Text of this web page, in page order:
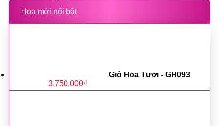
Hoa mới nổi bật
Giỏ Hoa Tươi - GH093
3,750,000₫